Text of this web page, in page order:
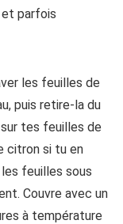
et parfois
les feuilles de
puis retire-la du
tes feuilles de
citron si tu en
feuilles sous
Couvre avec un
à température